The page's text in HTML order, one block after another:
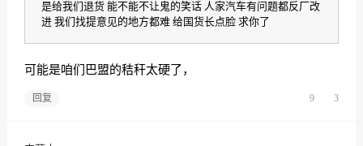
是给我们退货 能不能不让鬼的笑话 人家汽车有问题都反厂改
进 我们找提意见的地方都难 给国货长点脸 求你了
可能是咱们巴盟的秸秆太硬了，
回复 9 3